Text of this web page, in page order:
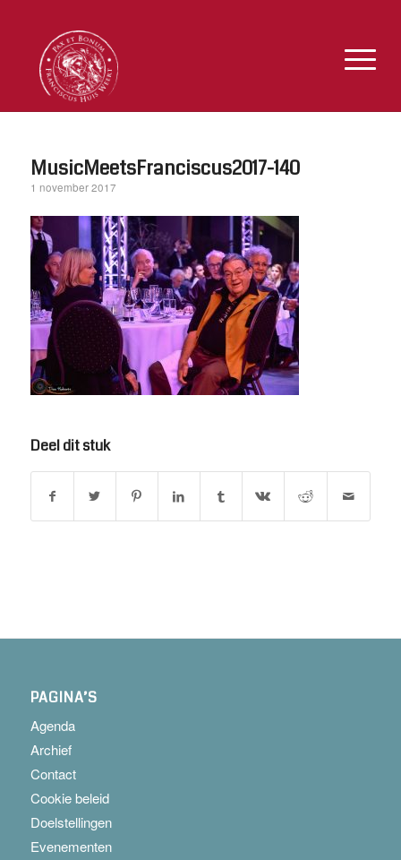
MusicMeetsFranciscus2017-140
1 november 2017
Deel dit stuk
PAGINA’S
Agenda
Archief
Contact
Cookie beleid
Doelstellingen
Evenementen